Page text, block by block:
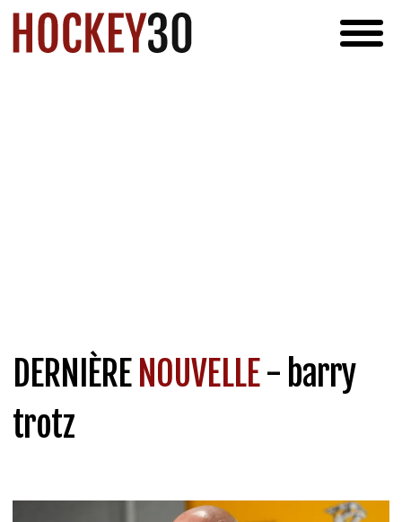
DERNIÈRENOUVELLE- barry
trotz